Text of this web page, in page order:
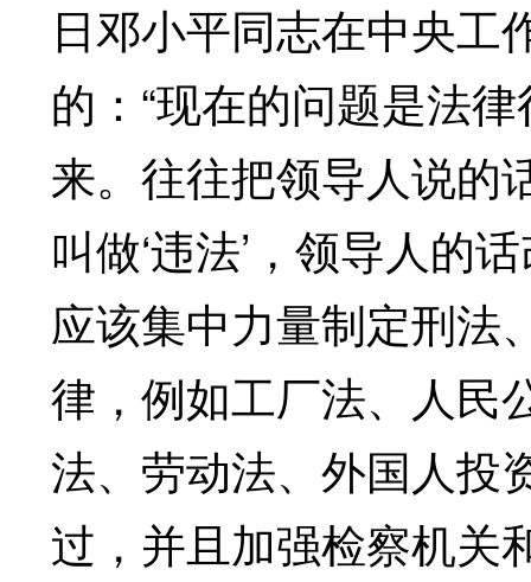
日邓小平同志在中央工
的：“现在的问题是法
来。往往把领导人说的
叫做‘违法’，领导人的
应该集中力量制定刑法
律，例如工厂法、人民
法、劳动法、外国人投
过，并且加强检察机关